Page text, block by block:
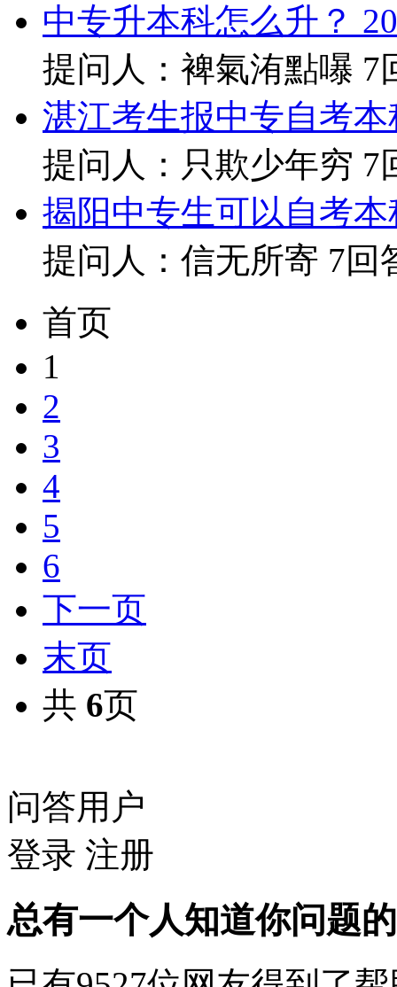
中专升本科怎么升？
提问人：裨氣洧點嚗 7
湛江考生报中专自考
提问人：只欺少年穷 7
揭阳中专生可以自考
提问人：信无所寄 7回
首页
1
2
3
4
5
6
下一页
末页
共 6页
问答用户
登录 注册
总有一个人知道你问题